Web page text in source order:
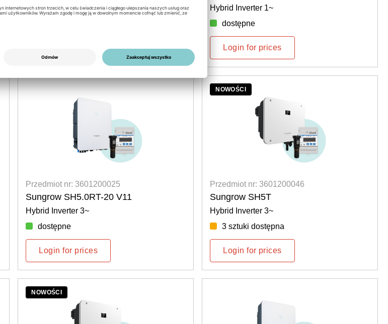
Hybrid Inverter 1~
Hybrid Inverter 1~
dostępne
Login for prices
Przedmiot nr: 3601200025
Sungrow SH5.0RT-20 V11
Hybrid Inverter 3~
dostępne
Login for prices
NOWOŚCI
Przedmiot nr: 3601200046
Sungrow SH5T
Hybrid Inverter 3~
3 sztuki dostępna
Login for prices
NOWOŚCI